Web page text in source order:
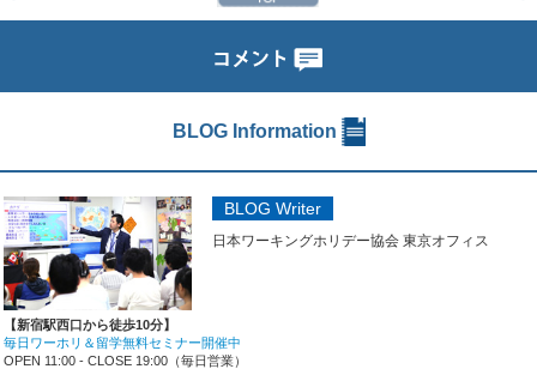
のご案内
BLOG Information
BLOG Writer
日本ワーキングホリデー協会 東京オフィス
【新宿駅西口から徒歩10分】
毎日ワーホリ＆留学無料セミナー開催中
OPEN 11:00 - CLOSE 19:00（毎日営業）